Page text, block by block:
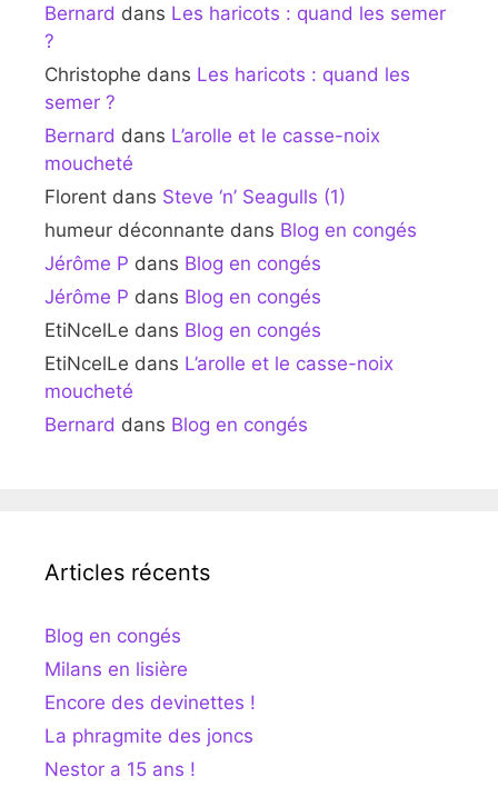
Bernard dans Les haricots : quand les semer
?
Christophe dans Les haricots : quand les
semer ?
Bernard dans L’arolle et le casse-noix
moucheté
Florent dans Steve ‘n’ Seagulls (1)
humeur déconnante dans Blog en congés
Jérôme P dans Blog en congés
Jérôme P dans Blog en congés
EtiNcelLe dans Blog en congés
EtiNcelLe dans L’arolle et le casse-noix
moucheté
Bernard dans Blog en congés
Articles récents
Blog en congés
Milans en lisière
Encore des devinettes !
La phragmite des joncs
Nestor a 15 ans !